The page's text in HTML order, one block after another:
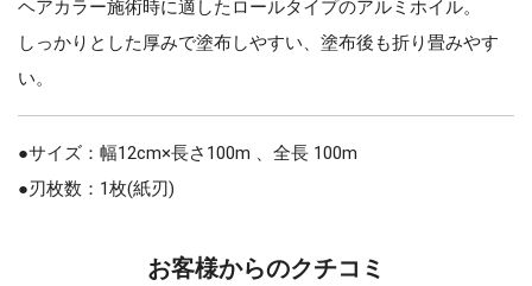
ヘアカラー施術時に適したロールタイプのアルミホイル。
しっかりとした厚みで塗布しやすい、塗布後も折り畳みやす
い。
●サイズ：幅12cm×長さ100m 、全長 100m
●刃枚数：1枚(紙刃)
お客様からのクチコミ